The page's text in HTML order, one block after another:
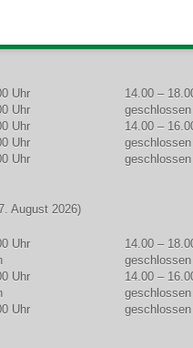
Uhr
14.00 –
Uhr
geschlossen
Uhr
14.00 –
Uhr
geschlossen
Uhr geschlossen
August 2026)
Uhr
14.00 –
geschlossen
Uhr
14.00 –
geschlossen
Uhr geschlossen